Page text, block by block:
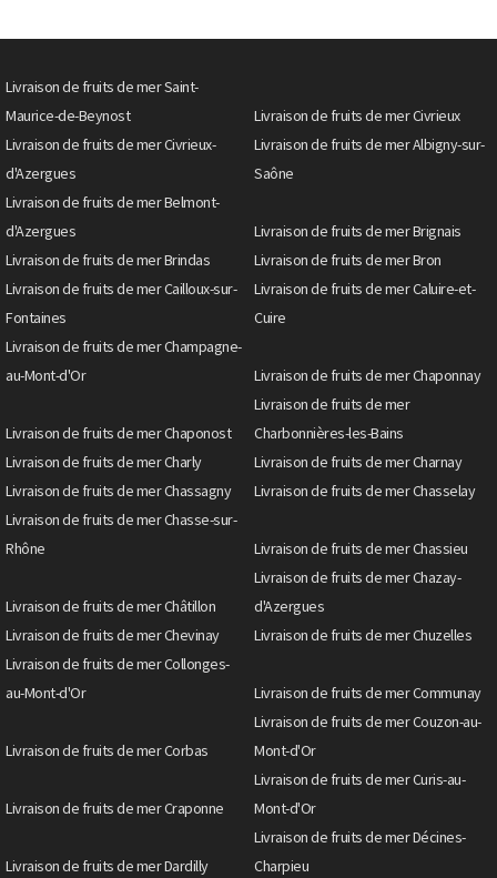
Livraison de fruits de mer Saint-
Maurice-de-Beynost
Livraison de fruits de mer Civrieux
Livraison de fruits de mer Civrieux-
d'Azergues
Livraison de fruits de mer Albigny-sur-
Saône
Livraison de fruits de mer Belmont-
d'Azergues
Livraison de fruits de mer Brignais
Livraison de fruits de mer Brindas
Livraison de fruits de mer Bron
Livraison de fruits de mer Cailloux-sur-
Fontaines
Livraison de fruits de mer Caluire-et-
Cuire
Livraison de fruits de mer Champagne-
au-Mont-d'Or
Livraison de fruits de mer Chaponnay
Livraison de fruits de mer Chaponost
Livraison de fruits de mer
Charbonnières-les-Bains
Livraison de fruits de mer Charly
Livraison de fruits de mer Charnay
Livraison de fruits de mer Chassagny
Livraison de fruits de mer Chasselay
Livraison de fruits de mer Chasse-sur-
Rhône
Livraison de fruits de mer Chassieu
Livraison de fruits de mer Châtillon
Livraison de fruits de mer Chazay-
d'Azergues
Livraison de fruits de mer Chevinay
Livraison de fruits de mer Chuzelles
Livraison de fruits de mer Collonges-
au-Mont-d'Or
Livraison de fruits de mer Communay
Livraison de fruits de mer Corbas
Livraison de fruits de mer Couzon-au-
Mont-d'Or
Livraison de fruits de mer Craponne
Livraison de fruits de mer Curis-au-
Mont-d'Or
Livraison de fruits de mer Dardilly
Livraison de fruits de mer Décines-
Charpieu